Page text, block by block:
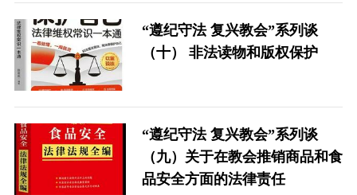
“遵纪守法 复兴教会”系列谈
（十） 非法读物和版权保护
“遵纪守法 复兴教会”系列谈
（九）关于在教会推销商品和食
品安全方面的法律责任